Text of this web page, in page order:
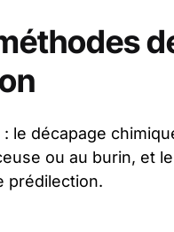
le décapage
ou au burin, et
prédilection.